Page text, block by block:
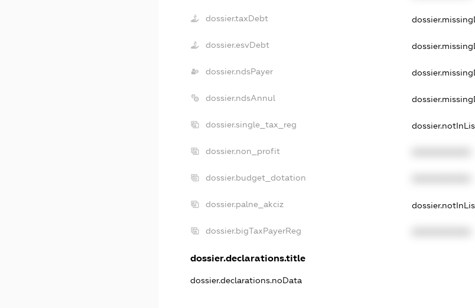
dossier.taxDebt
dossier.esvDebt
dossier.ndsPayer
dossier.ndsAnnul
dossier.single_tax_reg
dossier.non_profit
dossier.budget_dotation
dossier.palne_akciz
dossier.bigTaxPayerReg
dossier.declarations.title
dossier.declarations.noData